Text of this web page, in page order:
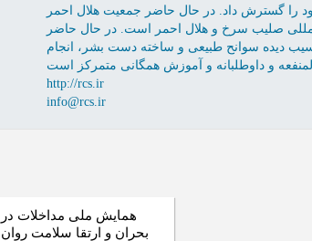
را گسترش داد. در حال حاضر جمعیت هلال احمر
صلیب سرخ و هلال احمر است. در حال حاضر
دیده سوانح طبیعی و ساخته دست بشر، انجام
http://rcs.ir
info@rcs.ir
همایش ملی مداخلات در
بحران و ارتقا سلامت روان